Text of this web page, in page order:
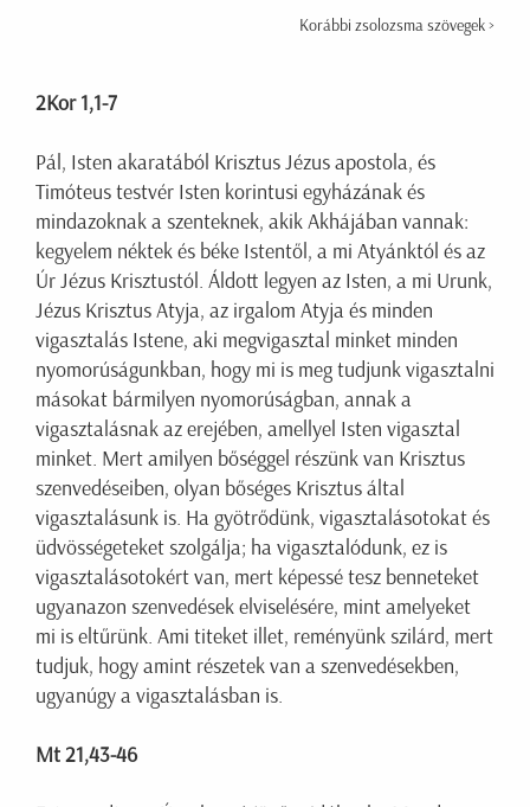
Korábbi zsolozsma szövegek >
2Kor 1,1-7
Pál, Isten akaratából Krisztus Jézus apostola, és
Timóteus testvér Isten korintusi egyházának és
mindazoknak a szenteknek, akik Akhájában vannak:
kegyelem néktek és béke Istentől, a mi Atyánktól és az
Úr Jézus Krisztustól. Áldott legyen az Isten, a mi Urunk,
Jézus Krisztus Atyja, az irgalom Atyja és minden
vigasztalás Istene, aki megvigasztal minket minden
nyomorúságunkban, hogy mi is meg tudjunk vigasztalni
másokat bármilyen nyomorúságban, annak a
vigasztalásnak az erejében, amellyel Isten vigasztal
minket. Mert amilyen bőséggel részünk van Krisztus
szenvedéseiben, olyan bőséges Krisztus által
vigasztalásunk is. Ha gyötrődünk, vigasztalásotokat és
üdvösségeteket szolgálja; ha vigasztalódunk, ez is
vigasztalásotokért van, mert képessé tesz benneteket
ugyanazon szenvedések elviselésére, mint amelyeket
mi is eltűrünk. Ami titeket illet, reményünk szilárd, mert
tudjuk, hogy amint részetek van a szenvedésekben,
ugyanúgy a vigasztalásban is.
Mt 21,43-46